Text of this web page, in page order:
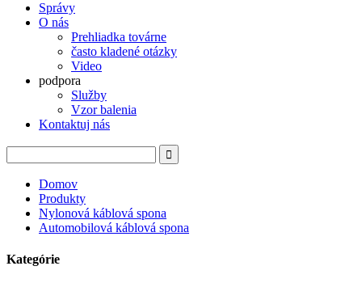
Správy
O nás
Prehliadka továrne
často kladené otázky
Video
podpora
Služby
Vzor balenia
Kontaktuj nás
Domov
Produkty
Nylonová káblová spona
Automobilová káblová spona
Kategórie